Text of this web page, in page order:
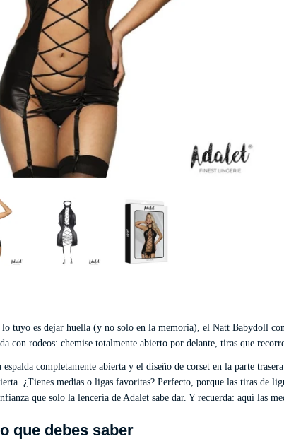
lo tuyo es dejar huella (y no solo en la memoria), el Natt Babydoll
con rodeos: chemise totalmente abierto por delante, tiras que
espalda completamente abierta y el diseño de corset en la parte
¿Tienes medias o ligas favoritas? Perfecto, porque las tiras de
que solo la lencería de Adalet sabe dar. Y recuerda: aquí las
que debes saber